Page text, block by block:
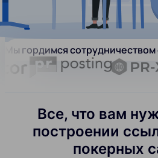
Мы гордимся
Все, что вам
построении
покерных